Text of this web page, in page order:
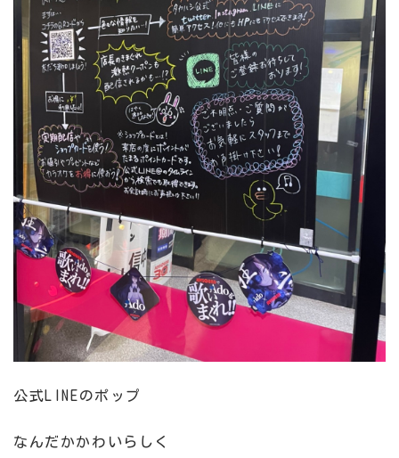
公式LINEのポップ
なんだかかわいらしく